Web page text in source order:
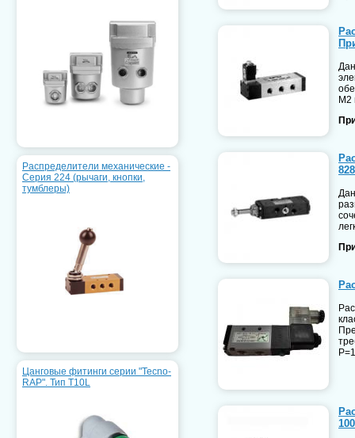
Распределители механические -
Серия 224 (рычаги, кнопки,
тумблеры)
Цанговые фитинги серии "Tecno-
RAP". Тип T10L
М2